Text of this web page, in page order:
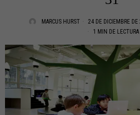
MARCUS HURST 24 DE DICIEMBRE DE
1 MIN DE LECTURA